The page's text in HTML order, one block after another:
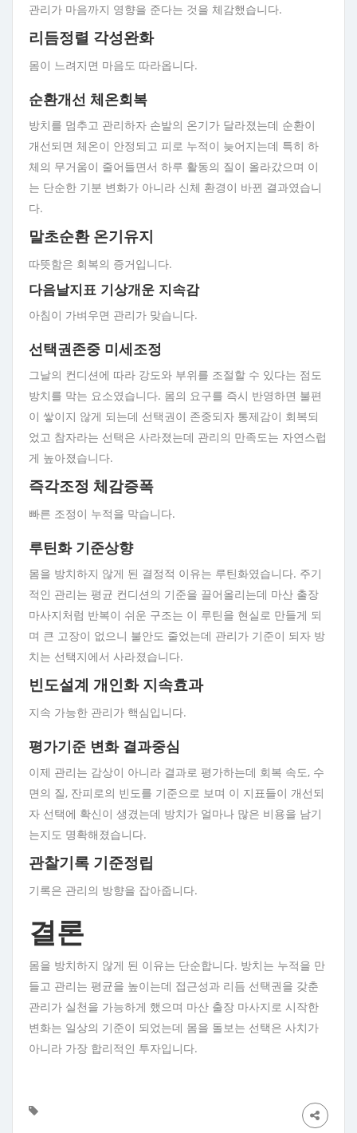
관리가 마음까지 영향을 준다는 것을 체감했습니다.
리듬정렬 각성완화
몸이 느려지면 마음도 따라옵니다.
순환개선 체온회복
방치를 멈추고 관리하자 손발의 온기가 달라졌는데 순환이
개선되면 체온이 안정되고 피로 누적이 늦어지는데 특히 하
체의 무거움이 줄어들면서 하루 활동의 질이 올라갔으며 이
는 단순한 기분 변화가 아니라 신체 환경이 바뀐 결과였습니
다.
말초순환 온기유지
따뜻함은 회복의 증거입니다.
다음날지표 기상개운 지속감
아침이 가벼우면 관리가 맞습니다.
선택권존중 미세조정
그날의 컨디션에 따라 강도와 부위를 조절할 수 있다는 점도
방치를 막는 요소였습니다. 몸의 요구를 즉시 반영하면 불편
이 쌓이지 않게 되는데 선택권이 존중되자 통제감이 회복되
었고 참자라는 선택은 사라졌는데 관리의 만족도는 자연스럽
게 높아졌습니다.
즉각조정 체감증폭
빠른 조정이 누적을 막습니다.
루틴화 기준상향
몸을 방치하지 않게 된 결정적 이유는 루틴화였습니다. 주기
적인 관리는 평균 컨디션의 기준을 끌어올리는데 마산 출장
마사지처럼 반복이 쉬운 구조는 이 루틴을 현실로 만들게 되
며 큰 고장이 없으니 불안도 줄었는데 관리가 기준이 되자 방
치는 선택지에서 사라졌습니다.
빈도설계 개인화 지속효과
지속 가능한 관리가 핵심입니다.
평가기준 변화 결과중심
이제 관리는 감상이 아니라 결과로 평가하는데 회복 속도, 수
면의 질, 잔피로의 빈도를 기준으로 보며 이 지표들이 개선되
자 선택에 확신이 생겼는데 방치가 얼마나 많은 비용을 남기
는지도 명확해졌습니다.
관찰기록 기준정립
기록은 관리의 방향을 잡아줍니다.
결론
몸을 방치하지 않게 된 이유는 단순합니다. 방치는 누적을 만
들고 관리는 평균을 높이는데 접근성과 리듬 선택권을 갖춘
관리가 실천을 가능하게 했으며 마산 출장 마사지로 시작한
변화는 일상의 기준이 되었는데 몸을 돌보는 선택은 사치가
아니라 가장 합리적인 투자입니다.